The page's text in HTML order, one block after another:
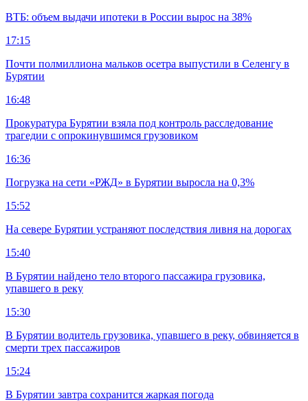
ВТБ: объем выдачи ипотеки в России вырос на 38%
17:15
Почти полмиллиона мальков осетра выпустили в Селенгу в
Бурятии
16:48
Прокуратура Бурятии взяла под контроль расследование
трагедии с опрокинувшимся грузовиком
16:36
Погрузка на сети «РЖД» в Бурятии выросла на 0,3%
15:52
На севере Бурятии устраняют последствия ливня на дорогах
15:40
В Бурятии найдено тело второго пассажира грузовика,
упавшего в реку
15:30
В Бурятии водитель грузовика, упавшего в реку, обвиняется в
смерти трех пассажиров
15:24
В Бурятии завтра сохранится жаркая погода